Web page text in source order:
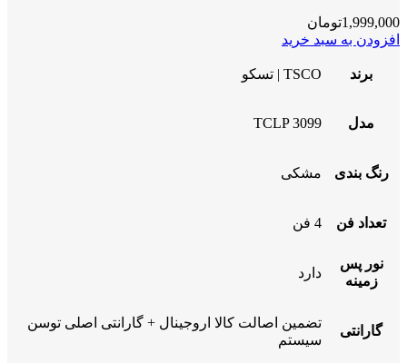
1,999,000تومان
افزودن به سبد خرید
برند TSCO | تسکو
مدل TCLP 3099
رنگ بندی مشکی
تعداد فن 4 فن
نور پس
زمینه
دارد
گارانتی
تضمین اصالت کالا اروجینال + گارانتی اصلی توسن
سیستم